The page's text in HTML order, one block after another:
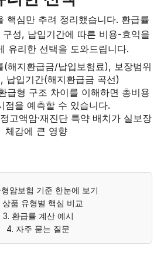
핵심만 추려 정리했습니다. 환급률
성, 납입기간에 따른 비용-효익을
유리한 선택을 도와드립니다.
(해지환급금/납입보험료), 보장범위
납입기간(해지환급금 곡선)
급형 구조 차이를 이해하면 총비용
점을 예측할 수 있습니다.
고액암·재진단 특약 배치가 실보장
체감에 큰 영향
형암보험 기준 한눈에 보기
상품 유형별 핵심 비교
3. 환급률 계산 예시
4. 자주 묻는 질문